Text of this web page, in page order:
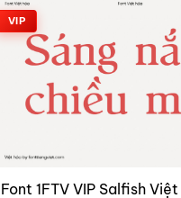
VIP
Font 1FTV VIP Salfish